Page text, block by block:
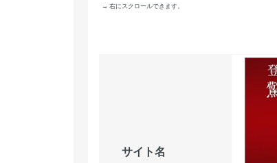
→ 右にスクロールできます。
サイト名